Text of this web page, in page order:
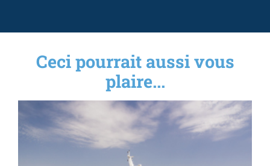
Ceci pourrait aussi vous
plaire...